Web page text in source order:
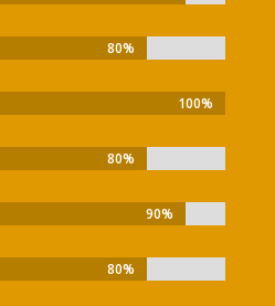
80%
80%
100%
100%
80%
80%
90%
90%
80%
80%